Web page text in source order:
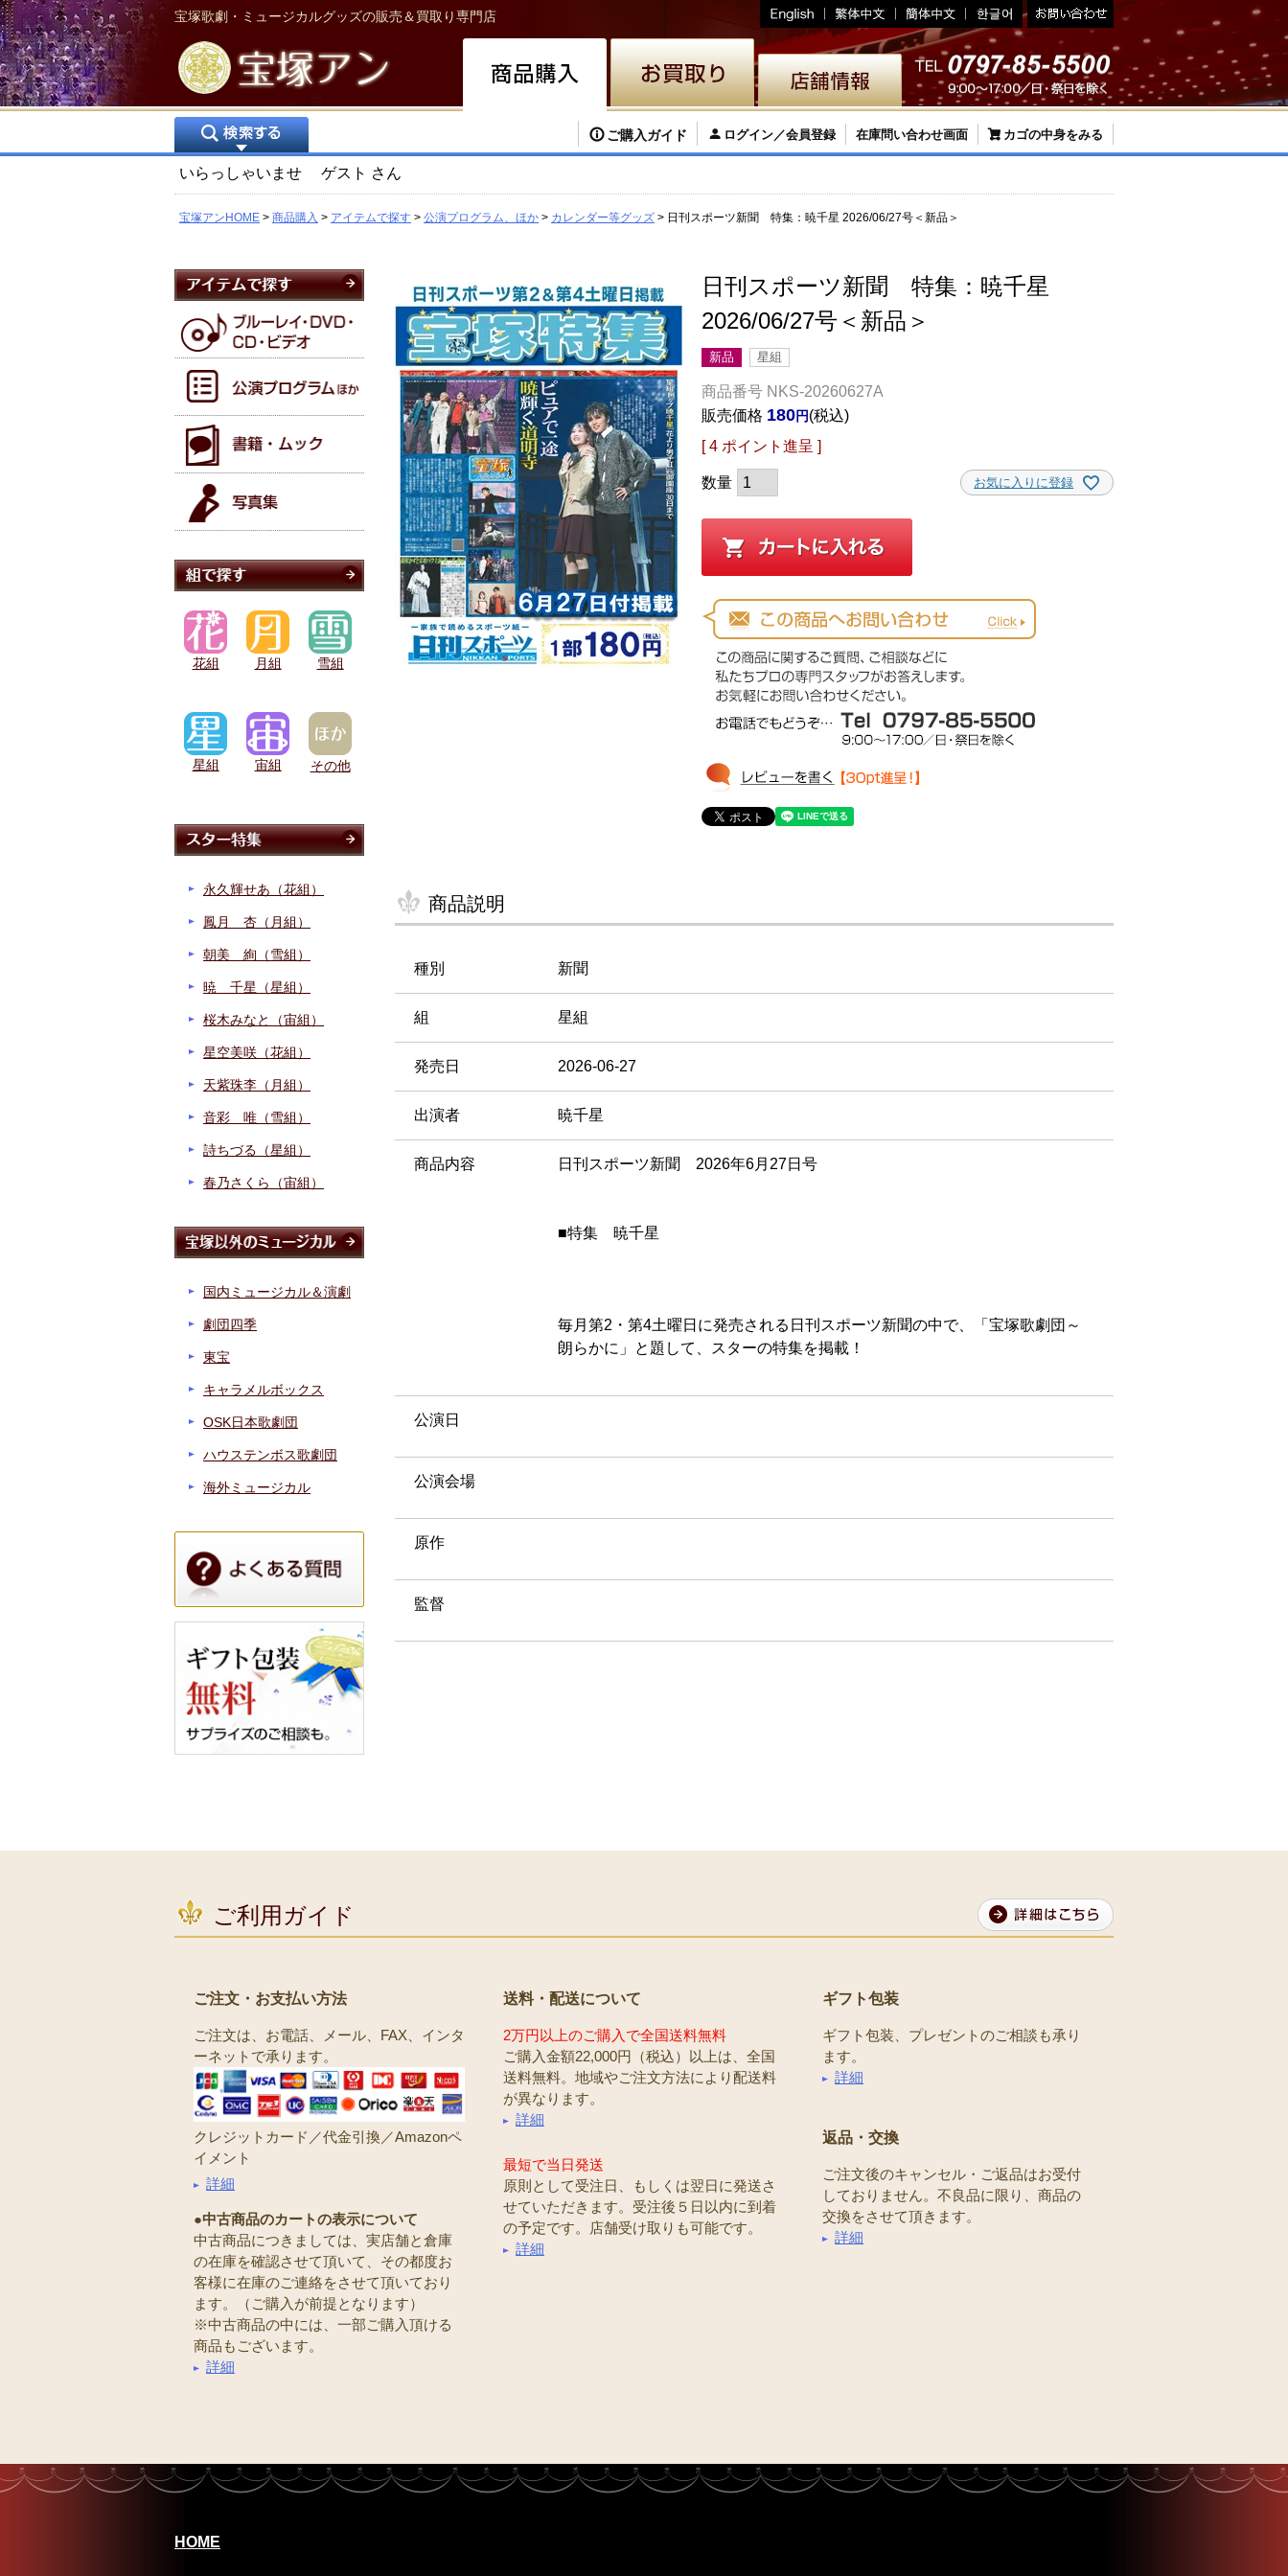
宝塚歌劇・ミュージカルグッズの販売＆買取り専門店
ご購入ガイド ログイン／会員登録 在庫問い合わせ画面 カゴの中身をみる
いらっしゃいませ ゲスト さん
宝塚アンHOME 商品購入 アイテムで探す 公演プログラム、ほか カレンダー等グッズ 日刊スポーツ新聞 特集：暁千星 2026/06/27号＜新品＞
日刊スポーツ新聞 特集：暁千星
2026/06/27号＜新品＞
新品 星組
商品番号 NKS-20260627A
販売価格 180
税込
[ 4 ポイント進呈 ]
お気に入りに登録
商品説明
種別 新聞
組 星組
発売日 2026-06-27
出演者 暁千星
商品内容 日刊スポーツ新聞 2026年6月27日号
■特集 暁千星
毎月第2・第4土曜日に発売される日刊スポーツ新聞の中で、「宝塚歌劇団～
朗らかに」と題して、スターの特集を掲載！
公演日
公演会場
原作
監督
花組 月組 雪組
星組 宙組 その他
永久輝せあ（花組）
鳳月 杏（月組）
朝美 絢（雪組）
暁 千星（星組）
桜木みなと（宙組）
星空美咲（花組）
天紫珠李（月組）
音彩 唯（雪組）
詩ちづる（星組）
春乃さくら（宙組）
国内ミュージカル＆演劇
劇団四季
東宝
キャラメルボックス
OSK日本歌劇団
ハウステンボス歌劇団
海外ミュージカル
ご利用ガイド
ご注文・お支払い方法
ご注文は、お電話、メール、FAX、インタ
ーネットで承ります。
クレジットカード／代金引換／Amazonペ
イメント
詳細
●中古商品のカートの表示について
中古商品につきましては、実店舗と倉庫
の在庫を確認させて頂いて、その都度お
客様に在庫のご連絡をさせて頂いており
ます。（ご購入が前提となります）
※中古商品の中には、一部ご購入頂ける
商品もございます。
詳細
送料・配送について
2万円以上のご購入で全国送料無料
ご購入金額22,000円（税込）以上は、全国
送料無料。地域やご注文方法により配送料
が異なります。
詳細
最短で当日発送
原則として受注日、もしくは翌日に発送さ
せていただきます。受注後５日以内に到着
の予定です。店舗受け取りも可能です。
詳細
ギフト包装
ギフト包装、プレゼントのご相談も承り
ます。
詳細
返品・交換
ご注文後のキャンセル・ご返品はお受付
しておりません。不良品に限り、商品の
交換をさせて頂きます。
詳細
HOME